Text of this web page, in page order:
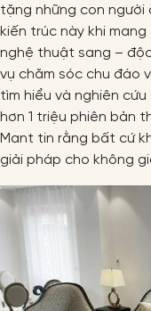
tặng những con
kiến trúc này khi
nghệ thuật sang –
vụ chăm sóc chu đáo
tìm hiểu và nghiên
hơn 1 triệu phiên bản
Mant tin rằng bất cứ
giải pháp cho không